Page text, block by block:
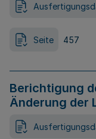
Seite 457
Berichtigung
Änderung der